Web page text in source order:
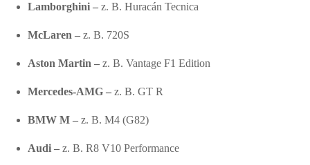
Lamborghini – z. B. Huracán Tecnica
McLaren – z. B. 720S
Aston Martin – z. B. Vantage F1 Edition
Mercedes-AMG – z. B. GT R
BMW M – z. B. M4 (G82)
Audi – z. B. R8 V10 Performance